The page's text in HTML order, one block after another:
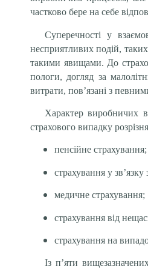
частково бере на себе
Суперечності у
несприятливих подій,
такими явищами. До
пологи, догляд за
витрати, пов’язані з
Характер виробничих
страхового випадку
пенсійне страхування;
страхування у
медичне страхування;
страхування від
страхування на
Із п’яти